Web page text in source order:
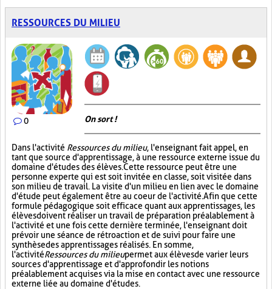
RESSOURCES DU MILIEU
0 On sort !
Dans l'activité Ressources du milieu, l'enseignant fait appel, en
tant que source d'apprentissage, à une ressource externe issue du
domaine d'études des élèves. Cette ressource peut être une
personne experte qui est soit invitée en classe, soit visitée dans
son milieu de travail. La visite d'un milieu en lien avec le domaine
d'étude peut également être au coeur de l'activité. Afin que cette
formule pédagogique soit efficace quant aux apprentissages, les
élèves doivent réaliser un travail de préparation préalablement à
l'activité et une fois cette dernière terminée, l'enseignant doit
prévoir une séance de rétroaction et de suivi pour faire une
synthèse des apprentissages réalisés. En somme,
l'activitéRessources du milieupermet aux élèves de varier leurs
sources d'apprentissage et d'approfondir les notions
préalablement acquises via la mise en contact avec une ressource
externe liée au domaine d'études.